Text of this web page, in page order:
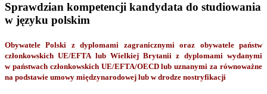
Sprawdzian kompetencji kandydata do studiowania
w języku polskim
Obywatele Polski z dyplomami zagranicznymi oraz obywatele państw
członkowskich UE/EFTA lub Wielkiej Brytanii z dyplomami wydanymi
w państwach członkowskich UE/EFTA/OECD lub uznanymi za równoważne
na podstawie umowy międzynarodowej lub w drodze nostryfikacji